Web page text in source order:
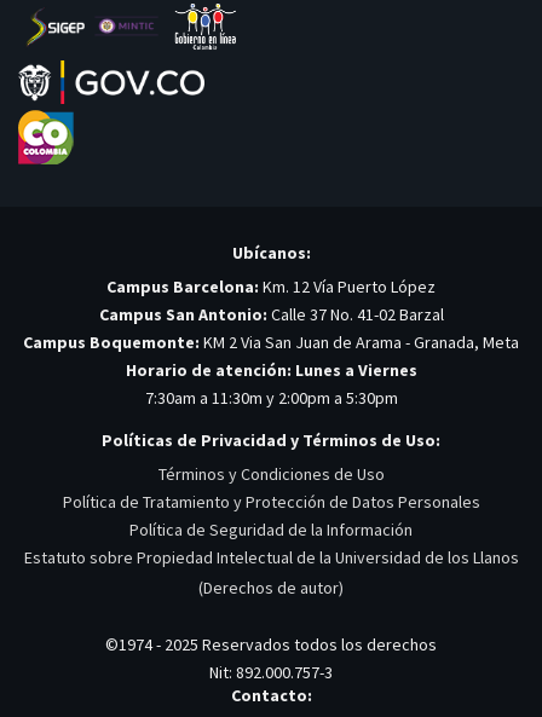
Ubícanos:
Campus Barcelona: Km. 12 Vía Puerto López
Campus San Antonio: Calle 37 No. 41-02 Barzal
Campus Boquemonte: KM 2 Via San Juan de Arama - Granada, Meta
Horario de atención: Lunes a Viernes
7:30am a 11:30m y 2:00pm a 5:30pm
Políticas de Privacidad y Términos de Uso:
Términos y Condiciones de Uso
Política de Tratamiento y Protección de Datos Personales
Política de Seguridad de la Información
Estatuto sobre Propiedad Intelectual de la Universidad de los Llanos
(Derechos de autor)
©1974 - 2025 Reservados todos los derechos
Nit: 892.000.757-3
Contacto: